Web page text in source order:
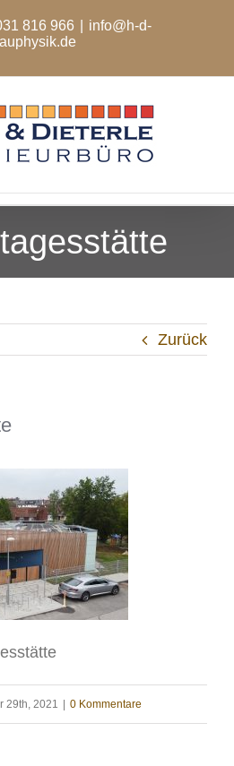
816 966
info@h-d-
Zurück
29th, 2021 0 Kommentare